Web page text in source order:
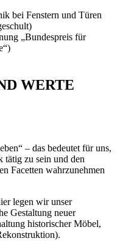
bei Fenstern und Türen
„Bundespreis für
WERTE
– das bedeutet für uns,
tätig zu sein und den
Facetten wahrzunehmen
legen wir unser
Gestaltung neuer
historischer Möbel,